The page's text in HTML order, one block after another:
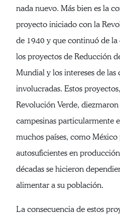
nada nuevo. Más bien es la
proyecto iniciado con la
de 1940 y que continuó de
los proyectos de Reducción
Mundial y los intereses de las
involucradas. Estos
Revolución Verde,
campesinas particularmente
muchos países, como
autosuficientes en
décadas se hicieron
alimentar a su población.
La consecuencia de estos